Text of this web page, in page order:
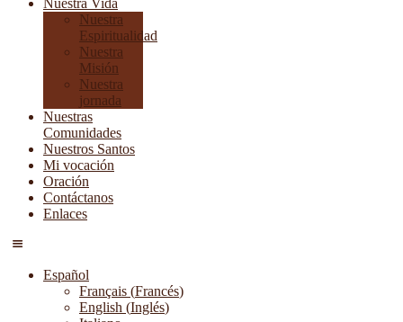
Nuestra Vida
Nuestra
Espiritualidad
Nuestra
Misión
Nuestra
jornada
Nuestras
Comunidades
Nuestros Santos
Mi vocación
Oración
Contáctanos
Enlaces
Español
Français (Francés)
English (Inglés)